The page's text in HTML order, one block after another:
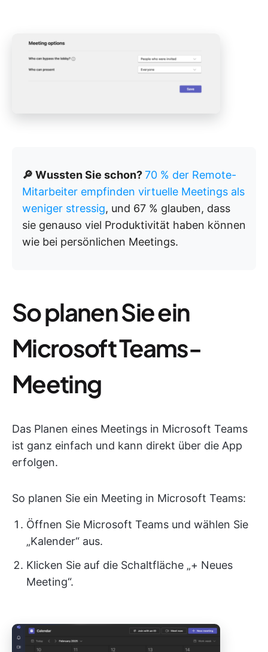
🔎 Wussten Sie schon?70 % der Remote-
Mitarbeiter empfinden virtuelle Meetings als
weniger stressig, und 67 % glauben, dass
sie genauso viel Produktivität haben können
wie bei persönlichen Meetings.
So planen Sie ein
Microsoft Teams-
Meeting
Das Planen eines Meetings in Microsoft Teams
ist ganz einfach und kann direkt über die App
erfolgen.
So planen Sie ein Meeting in Microsoft Teams:
Öffnen Sie Microsoft Teams und wählen Sie
„Kalender“ aus.
Klicken Sie auf die Schaltfläche „+ Neues
Meeting“.